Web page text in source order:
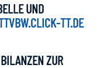
UND
TT.DE
ZUR